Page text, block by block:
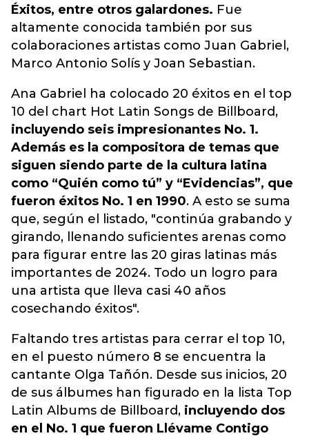
Éxitos, entre otros galardones. Fue
altamente conocida también por sus
colaboraciones artistas como Juan Gabriel,
Marco Antonio Solís y Joan Sebastian.
Ana Gabriel ha colocado 20 éxitos en el top
10 del chart Hot Latin Songs de Billboard,
incluyendo seis impresionantes No. 1.
Además es la compositora de temas que
siguen siendo parte de la cultura latina
como “Quién como tú” y “Evidencias”, que
fueron éxitos No. 1 en 1990. A esto se suma
que, según el listado, "continúa grabando y
girando, llenando suficientes arenas como
para figurar entre las 20 giras latinas más
importantes de 2024. Todo un logro para
una artista que lleva casi 40 años
cosechando éxitos".
Faltando tres artistas para cerrar el top 10,
en el puesto número 8 se encuentra la
cantante Olga Tañón. Desde sus inicios, 20
de sus álbumes han figurado en la lista Top
Latin Albums de Billboard, incluyendo dos
en el No. 1 que fueron Llévame Contigo